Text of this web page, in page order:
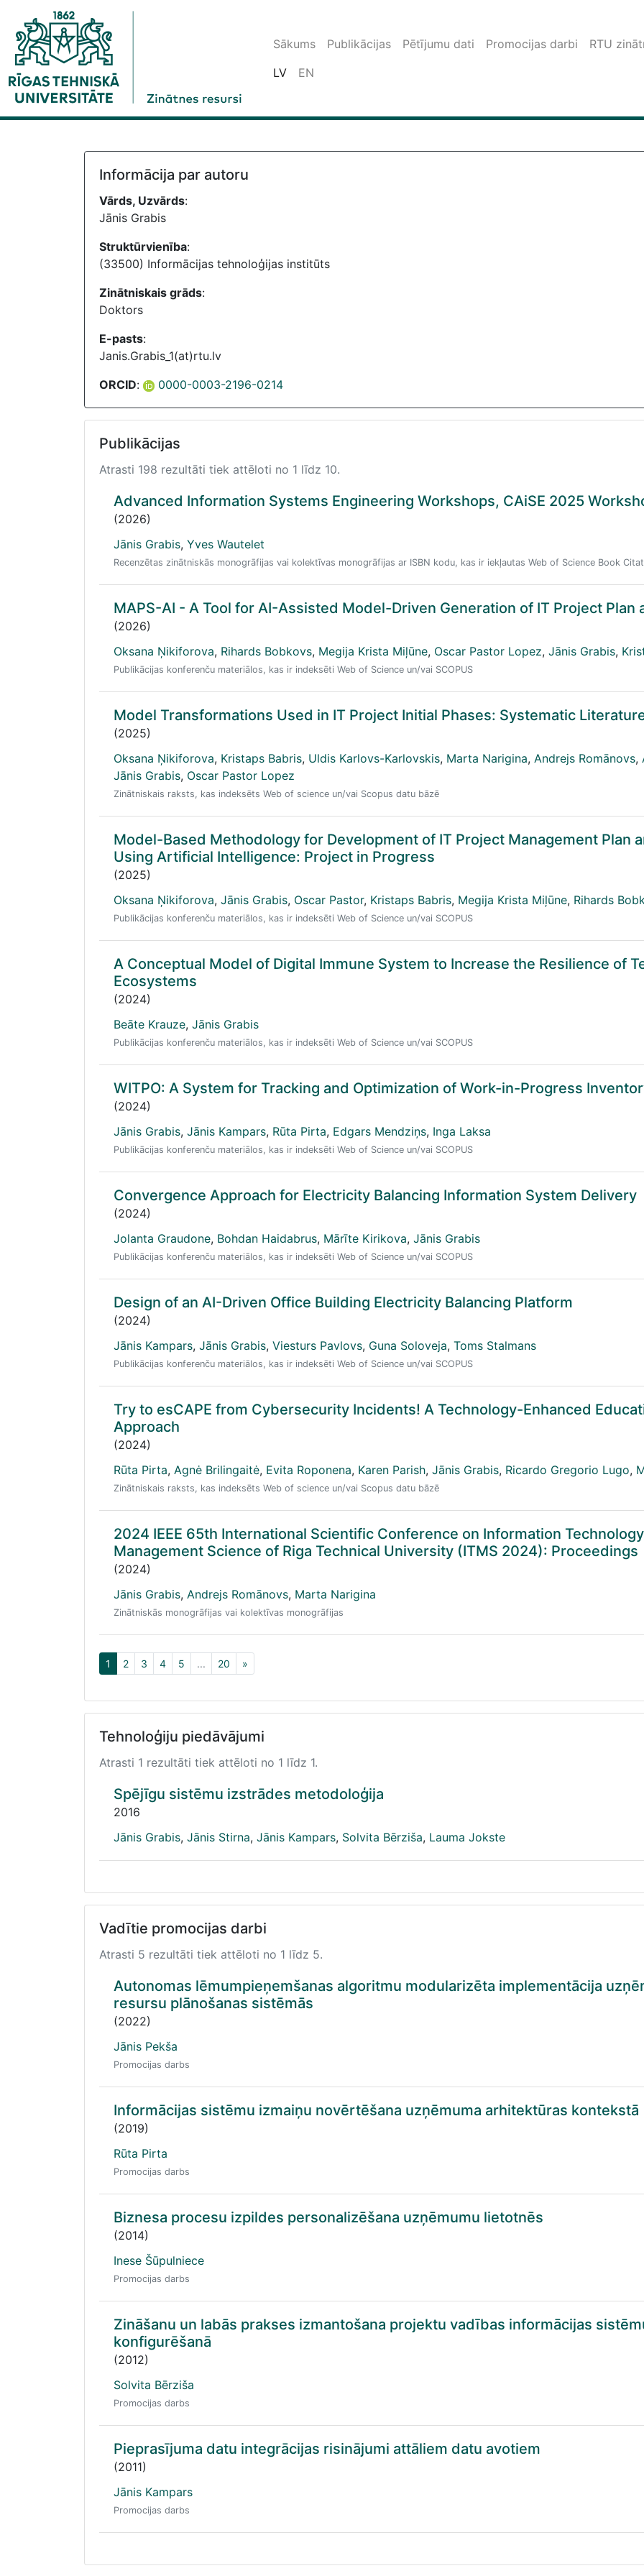
Sākums Publikācijas Pētījumu dati Promocijas darbi
RTU
LV
EN
Informācija par autoru
Vārds, Uzvārds:
Jānis Grabis
Struktūrvienība:
(33500) Informācijas tehnoloģijas institūts
Zinātniskais grāds:
Doktors
E-pasts:
Janis.Grabis_1(at)rtu.lv
ORCID: 0000-0003-2196-0214
Publikācijas
Atrasti 198 rezultāti tiek attēloti no 1 līdz 10.
Advanced Information Systems Engineering Workshops, CAiSE 2025
(2026)
Jānis Grabis, Yves Wautelet
Recenzētas zinātniskās monogrāfijas vai kolektīvas monogrāfijas ar ISBN kodu, kas ir iekļautas Web of Science Book
MAPS-AI - A Tool for AI-Assisted Model-Driven Generation of IT Project Plan
(2026)
Oksana Ņikiforova, Rihards Bobkovs, Megija Krista Miļūne, Oscar Pastor Lopez, Jānis Grabis,
Publikācijas konferenču materiālos, kas ir indeksēti Web of Science un/vai SCOPUS
Model Transformations Used in IT Project Initial Phases: Systematic
(2025)
Oksana Ņikiforova, Kristaps Babris, Uldis Karlovs-Karlovskis, Marta Narigina, Andrejs Romānovs,
Jānis Grabis, Oscar Pastor Lopez
Zinātniskais raksts, kas indeksēts Web of science un/vai Scopus datu bāzē
Model-Based Methodology for Development of IT Project Management Plan
Using Artificial Intelligence: Project in Progress
(2025)
Oksana Ņikiforova, Jānis Grabis, Oscar Pastor, Kristaps Babris, Megija Krista Miļūne, Rihards
Publikācijas konferenču materiālos, kas ir indeksēti Web of Science un/vai SCOPUS
A Conceptual Model of Digital Immune System to Increase the Resilience of
Ecosystems
(2024)
Beāte Krauze, Jānis Grabis
Publikācijas konferenču materiālos, kas ir indeksēti Web of Science un/vai SCOPUS
WITPO: A System for Tracking and Optimization of Work-in-Progress
(2024)
Jānis Grabis, Jānis Kampars, Rūta Pirta, Edgars Mendziņs, Inga Laksa
Publikācijas konferenču materiālos, kas ir indeksēti Web of Science un/vai SCOPUS
Convergence Approach for Electricity Balancing Information System Delivery
(2024)
Jolanta Graudone, Bohdan Haidabrus, Mārīte Kirikova, Jānis Grabis
Publikācijas konferenču materiālos, kas ir indeksēti Web of Science un/vai SCOPUS
Design of an AI-Driven Office Building Electricity Balancing Platform
(2024)
Jānis Kampars, Jānis Grabis, Viesturs Pavlovs, Guna Soloveja, Toms Stalmans
Publikācijas konferenču materiālos, kas ir indeksēti Web of Science un/vai SCOPUS
Try to esCAPE from Cybersecurity Incidents! A Technology-Enhanced
Approach
(2024)
Rūta Pirta, Agnė Brilingaitė, Evita Roponena, Karen Parish, Jānis Grabis, Ricardo Gregorio Lugo,
Zinātniskais raksts, kas indeksēts Web of science un/vai Scopus datu bāzē
2024 IEEE 65th International Scientific Conference on Information
Management Science of Riga Technical University (ITMS 2024): Proceedings
(2024)
Jānis Grabis, Andrejs Romānovs, Marta Narigina
Zinātniskās monogrāfijas vai kolektīvas monogrāfijas
1 2 3 4 5 ... 20 »
Tehnoloģiju piedāvājumi
Atrasti 1 rezultāti tiek attēloti no 1 līdz 1.
Spējīgu sistēmu izstrādes metodoloģija
2016
Jānis Grabis, Jānis Stirna, Jānis Kampars, Solvita Bērziša, Lauma Jokste
Vadītie promocijas darbi
Atrasti 5 rezultāti tiek attēloti no 1 līdz 5.
Autonomas lēmumpieņemšanas algoritmu modularizēta implementācija
resursu plānošanas sistēmās
(2022)
Jānis Pekša
Promocijas darbs
Informācijas sistēmu izmaiņu novērtēšana uzņēmuma arhitektūras kontekstā
(2019)
Rūta Pirta
Promocijas darbs
Biznesa procesu izpildes personalizēšana uzņēmumu lietotnēs
(2014)
Inese Šūpulniece
Promocijas darbs
Zināšanu un labās prakses izmantošana projektu vadības informācijas
konfigurēšanā
(2012)
Solvita Bērziša
Promocijas darbs
Pieprasījuma datu integrācijas risinājumi attāliem datu avotiem
(2011)
Jānis Kampars
Promocijas darbs